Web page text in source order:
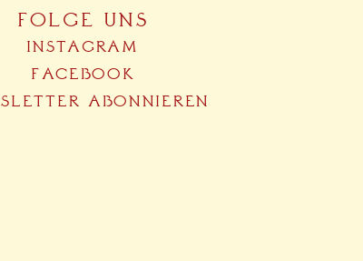
FOLGE UNS
INSTAGRAM
FACEBOOK
ABONNIEREN